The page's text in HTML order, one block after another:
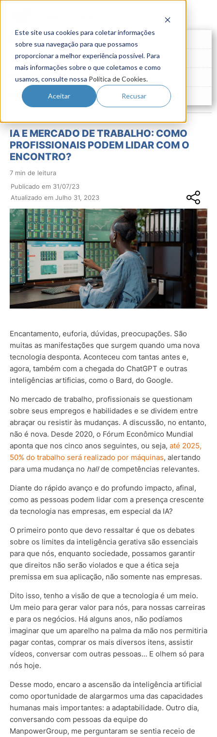
Este site usa cookies para coletar informações
sobre sua navegação para que possamos
proporcionar a melhor experiência possível. Para
mais informações sobre o que coletamos e como
usamos, consulte nossa Política de Cookies.
Aceitar Recusar
Gestão de Talentos
Novo Emprego
Pesquisas
IA E MERCADO DE TRABALHO: COMO
PROFISSIONAIS PODEM LIDAR COM O
ENCONTRO?
7 min de leitura
Publicado em 31/07/23
Atualizado em Julho 31, 2023
Encantamento, euforia, dúvidas, preocupações. São
muitas as manifestações que surgem quando uma nova
tecnologia desponta. Aconteceu com tantas antes e,
agora, também com a chegada do ChatGPT e outras
inteligências artificias, como o Bard, do Google.
No mercado de trabalho, profissionais se questionam
sobre seus empregos e habilidades e se dividem entre
abraçar ou resistir às mudanças. A discussão, no entanto,
não é nova. Desde 2020, o Fórum Econômico Mundial
aponta que nos cinco anos seguintes, ou seja, até 2025,
50% do trabalho será realizado por máquinas, alertando
para uma mudança no hallde competências relevantes.
Diante do rápido avanço e do profundo impacto, afinal,
como as pessoas podem lidar com a presença crescente
da tecnologia nas empresas, em especial da IA?
O primeiro ponto que devo ressaltar é que os debates
sobre os limites da inteligência gerativa são essenciais
para que nós, enquanto sociedade, possamos garantir
que direitos não serão violados e que a ética seja
premissa em sua aplicação, não somente nas empresas.
Dito isso, tenho a visão de que a tecnologia é um meio.
Um meio para gerar valor para nós, para nossas carreiras
e para os negócios. Há alguns anos, não podíamos
imaginar que um aparelho na palma da mão nos permitiria
pagar contas, comprar os mais diversos itens, assistir
vídeos, conversar com outras pessoas… E olhem só para
nós hoje.
Desse modo, encaro a ascensão da inteligência artificial
como oportunidade de alargarmos uma das capacidades
humanas mais importantes: a adaptabilidade. Outro dia,
conversando com pessoas da equipe do
ManpowerGroup, me perguntaram se sentia receio de